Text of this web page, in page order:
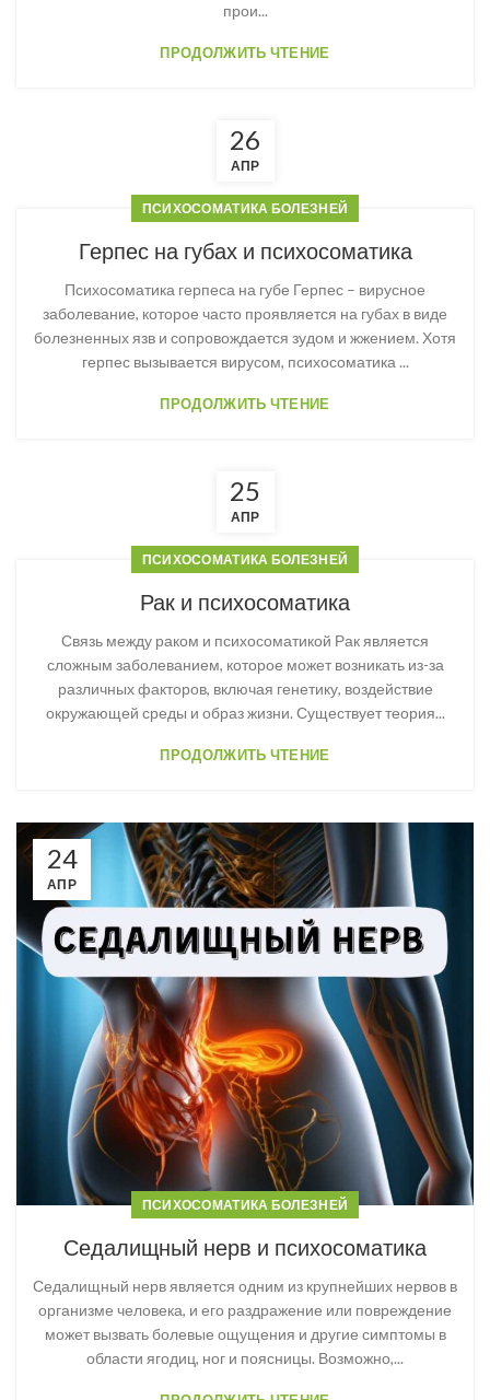
прои...
ПРОДОЛЖИТЬ ЧТЕНИЕ
26
АПР
ПСИХОСОМАТИКА БОЛЕЗНЕЙ
Герпес на губах и психосоматика
Психосоматика герпеса на губе Герпес – вирусное
заболевание, которое часто проявляется на губах в виде
болезненных язв и сопровождается зудом и жжением. Хотя
герпес вызывается вирусом, психосоматика ...
ПРОДОЛЖИТЬ ЧТЕНИЕ
25
АПР
ПСИХОСОМАТИКА БОЛЕЗНЕЙ
Рак и психосоматика
Связь между раком и психосоматикой Рак является
сложным заболеванием, которое может возникать из-за
различных факторов, включая генетику, воздействие
окружающей среды и образ жизни. Существует теория...
ПРОДОЛЖИТЬ ЧТЕНИЕ
24
АПР
ПСИХОСОМАТИКА БОЛЕЗНЕЙ
Седалищный нерв и психосоматика
Седалищный нерв является одним из крупнейших нервов в
организме человека, и его раздражение или повреждение
может вызвать болевые ощущения и другие симптомы в
области ягодиц, ног и поясницы. Возможно,...